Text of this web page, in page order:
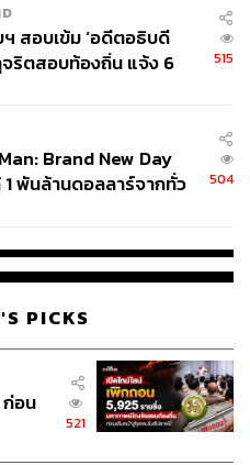
สอบเข้ม ‘อดีตอธิบดี
จริตสอบท้องถิ่น แจ้ง 6
515
Brand New Day
1 พันล้านดอลลาร์จากทั่ว
504
PICKS
อน
521